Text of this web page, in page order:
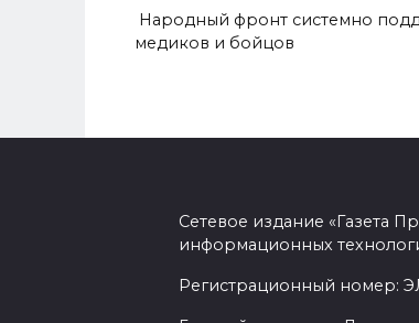
Народный фронт системно
медиков и бойцов
Сетевое издание «Газета
информационных
Регистрационный номер: